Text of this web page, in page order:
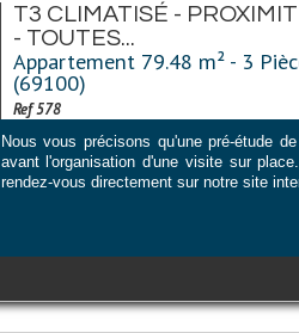
T3 CLIMATISÉ -
- TOUTES...
Appartement 79.48 m² - 3
(69100)
Ref 578
Nous vous précisons qu'une pré-étude
avant l'organisation d'une visite sur
rendez-vous directement sur notre site